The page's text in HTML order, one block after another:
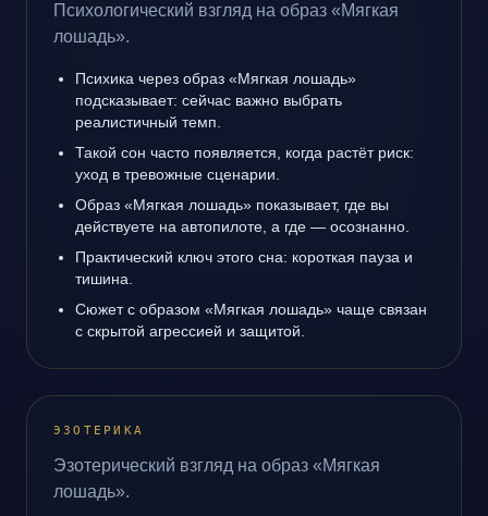
Психологический взгляд на образ «Мягкая
лошадь».
Психика через образ «Мягкая лошадь»
подсказывает: сейчас важно выбрать
реалистичный темп.
Такой сон часто появляется, когда растёт риск:
уход в тревожные сценарии.
Образ «Мягкая лошадь» показывает, где вы
действуете на автопилоте, а где — осознанно.
Практический ключ этого сна: короткая пауза и
тишина.
Сюжет с образом «Мягкая лошадь» чаще связан
с скрытой агрессией и защитой.
ЭЗОТЕРИКА
Эзотерический взгляд на образ «Мягкая
лошадь».